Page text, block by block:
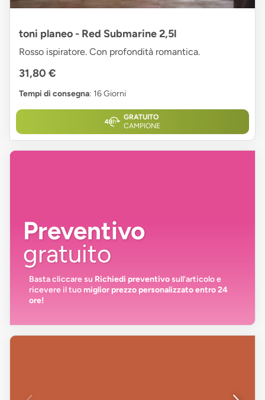
toni planeo - Red Submarine 2,5l
Rosso ispiratore. Con profondità romantica.
31,80 €
Tempi di consegna: 16 Giorni
GRATUITO
CAMPIONE
Preventivo
gratuito
Basta cliccare su Richiedi preventivosull’articolo e
ricevere il tuomiglior prezzo personalizzato entro 24
ore!